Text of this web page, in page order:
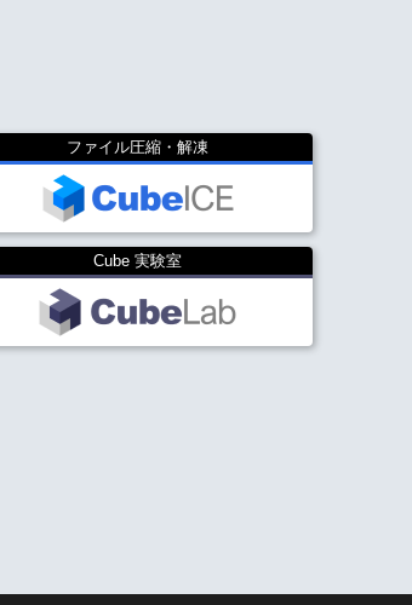
ファイル圧縮・解凍
Cube 実験室